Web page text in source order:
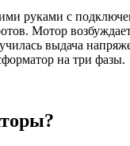
руками с
Мотор
выдача
на три фазы.